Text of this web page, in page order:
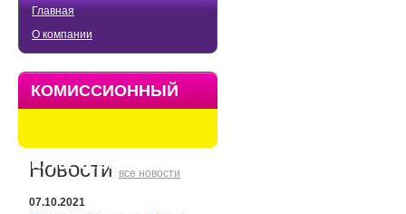
Главная
О компании
КОМИССИОННЫЙ
КУПЕЧЕСКИЙ
Новости все новости
07.10.2021